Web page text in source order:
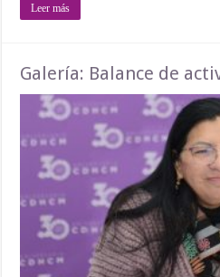
Leer más
Galería: Balance de